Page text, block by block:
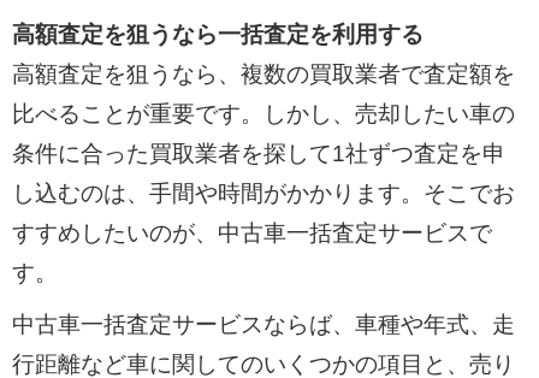
高額査定を狙うなら一括査定を利用する
高額査定を狙うなら、複数の買取業者で査定額を
比べることが重要です。しかし、売却したい車の
条件に合った買取業者を探して1社ずつ査定を申
し込むのは、手間や時間がかかります。そこでお
すすめしたいのが、中古車一括査定サービスで
す。
中古車一括査定サービスならば、車種や年式、走
行距離など車に関してのいくつかの項目と、売り